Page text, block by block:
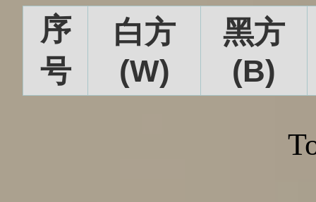
序
号
白方
(W)
黑方
(B)